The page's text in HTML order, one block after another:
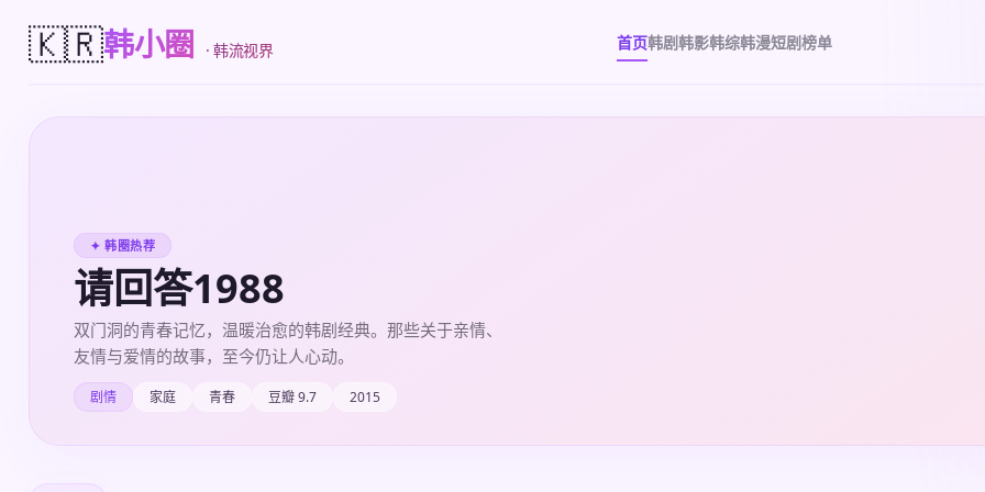
🇰🇷韩小圈 · 韩流视界 首页韩剧韩影韩综韩漫短剧榜单
✦ 韩圈热荐
请回答1988
双门洞的青春记忆，温暖治愈的韩剧经典。那些关于亲情、
友情与爱情的故事，至今仍让人心动。
剧情 家庭 青春 豆瓣 9.7 2015